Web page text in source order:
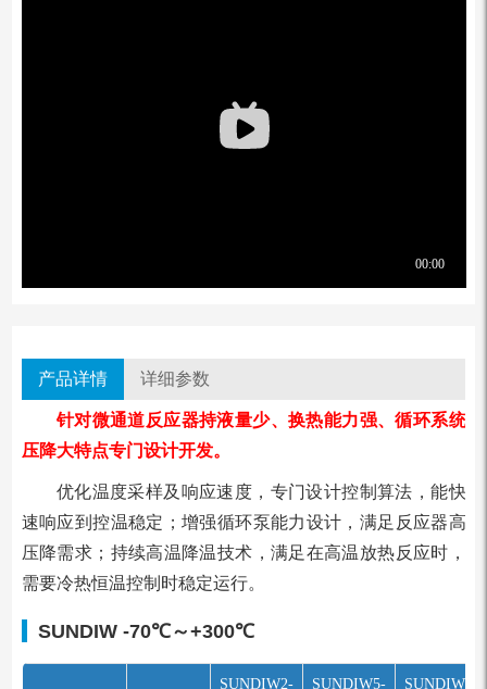
产品详情 详细参数
针对微通道反应器持液量少、换热能⼒强、循环系统
压降⼤特点专⻔设计开发。
优化温度采样及响应速度，专⻔设计控制算法，能快
速响应到控温稳定；增强循环泵能⼒设计，满⾜反应器⾼
压降需求；持续⾼温降温技术，满⾜在⾼温放热反应时，
需要冷热恒温控制时稳定运⾏。
SUNDIW -70℃～+300℃
SUNDIW2-
SUNDIW5-
SUNDIW7-